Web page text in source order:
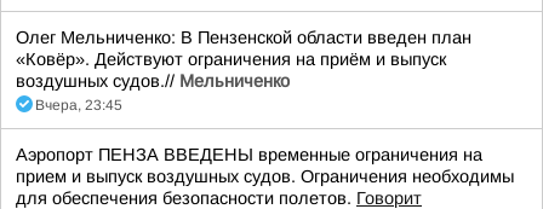
Олег Мельниченко: В Пензенской области введен план
«Ковёр». Действуют ограничения на приём и выпуск
воздушных судов.// Мельниченко
Вчера, 23:45
Аэропорт ПЕНЗА ВВЕДЕНЫ временные ограничения на
прием и выпуск воздушных судов. Ограничения необходимы
для обеспечения безопасности полетов. Говорит